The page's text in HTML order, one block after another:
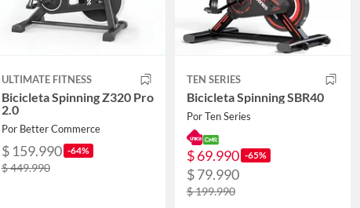
ULTIMATE FITNESS
Bicicleta Spinning Z320 Pro
2.0
Por Better Commerce
$ 159.990 -64%
$ 449.990
TEN SERIES
Bicicleta Spinning SBR40
Por Ten Series
$ 69.990 -65%
$ 79.990
$ 199.990